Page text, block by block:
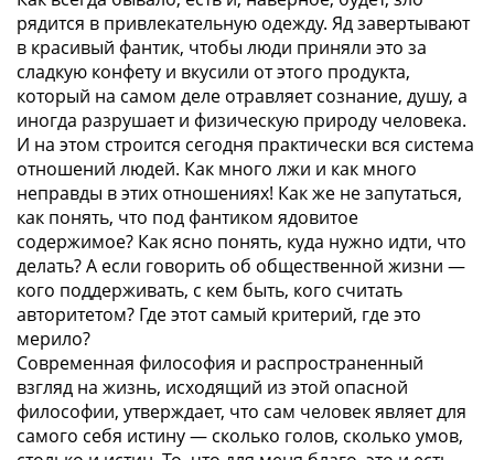
рядится в привлекательную одежду. Яд завертывают
в красивый фантик, чтобы люди приняли это за
сладкую конфету и вкусили от этого продукта,
который на самом деле отравляет сознание, душу, а
иногда разрушает и физическую природу человека.
И на этом строится сегодня практически вся система
отношений людей. Как много лжи и как много
неправды в этих отношениях! Как же не запутаться,
как понять, что под фантиком ядовитое
содержимое? Как ясно понять, куда нужно идти, что
делать? А если говорить об общественной жизни —
кого поддерживать, с кем быть, кого считать
авторитетом? Где этот самый критерий, где это
мерило?
Современная философия и распространенный
взгляд на жизнь, исходящий из этой опасной
философии, утверждает, что сам человек являет для
самого себя истину — сколько голов, сколько умов,